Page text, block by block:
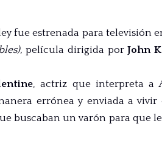
fue estrenada para televisión
película dirigida porJohn
, actriz que interpreta a
errónea y enviada a
buscaban un varón para que